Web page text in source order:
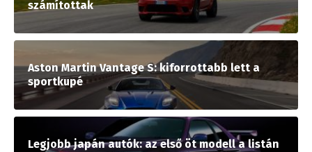
számítottak
Aston Martin Vantage S: kiforrottabb lett a
sportkupé
Legjobb japán autók: az első öt modell a listán